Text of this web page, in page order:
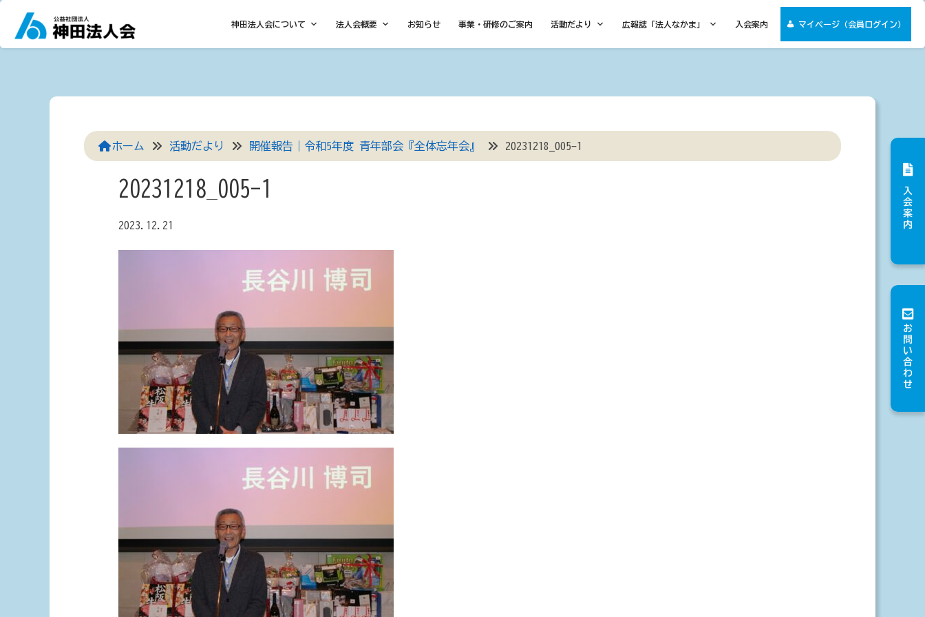
content
神田法人会について 法人会概要 お知らせ 事業・研修のご案内 活動だより 広報誌「法人なかま」 入会案内 マイページ（会員ログイン）
ホーム 活動だより 開催報告｜令和5年度 青年部会『全体忘年会』 20231218_005-1
20231218_005-1
2023.12.21